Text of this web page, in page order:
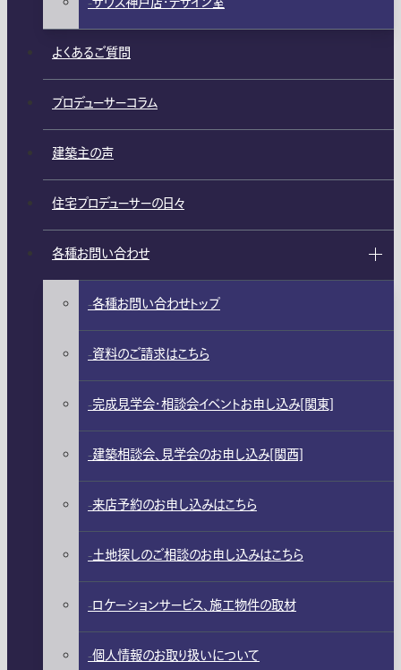
よくあるご質問
プロデューサーコラム
建築主の声
住宅プロデューサーの日々
各種お問い合わせ
各種お問い合わせトップ
資料のご請求はこちら
完成見学会・相談会イベントお申し込み[関東]
建築相談会、見学会のお申し込み[関西]
来店予約のお申し込みはこちら
土地探しのご相談のお申し込みはこちら
ロケーションサービス、施工物件の取材
個人情報のお取り扱いについて